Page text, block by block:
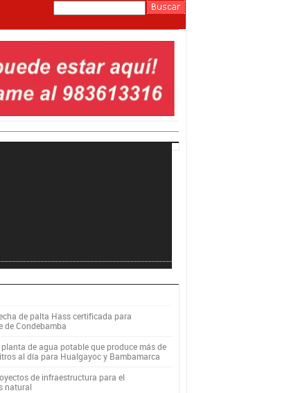
de palta Hass certificada para
de Condebamba
de agua potable que produce más de
al día para Hualgayoc y Bambamarca
de infraestructura para el
natural